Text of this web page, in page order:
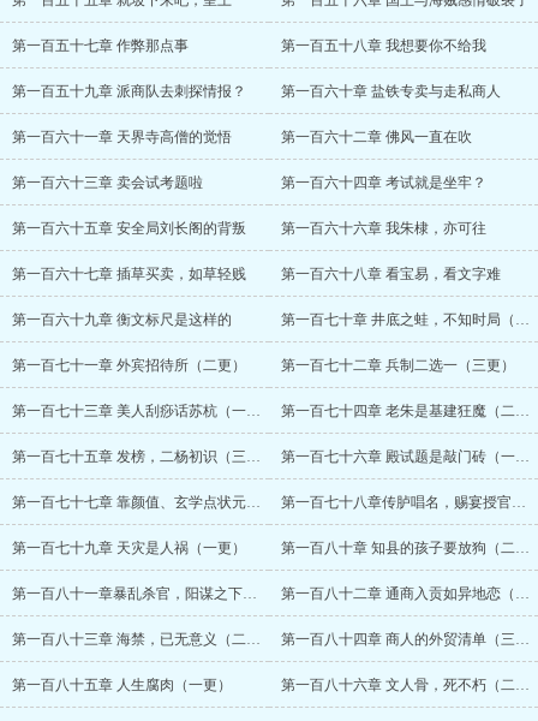
第一百五十七章 作弊那点事 第一百五十八章 我想要你不给我
第一百五十九章 派商队去刺探情报？ 第一百六十章 盐铁专卖与走私商人
第一百六十一章 天界寺高僧的觉悟 第一百六十二章 佛风一直在吹
第一百六十三章 卖会试考题啦 第一百六十四章 考试就是坐牢？
第一百六十五章 安全局刘长阁的背叛 第一百六十六章 我朱棣，亦可往
第一百六十七章 插草买卖，如草轻贱 第一百六十八章 看宝易，看文字难
第一百六十九章 衡文标尺是这样的 第一百七十章 井底之蛙，不知时局（一更）
第一百七十一章 外宾招待所（二更） 第一百七十二章 兵制二选一（三更）
第一百七十三章 美人刮痧话苏杭（一更） 第一百七十四章 老朱是基建狂魔（二更）
第一百七十五章 发榜，二杨初识（三更） 第一百七十六章 殿试题是敲门砖（一更）
第一百七十七章 靠颜值、玄学点状元（二更 第一百七十八章传胪唱名，赐宴授官（三更）
第一百七十九章 天灾是人祸（一更） 第一百八十章 知县的孩子要放狗（二更）
第一百八十一章暴乱杀官，阳谋之下（三更） 第一百八十二章 通商入贡如异地恋（一更）
第一百八十三章 海禁，已无意义（二更） 第一百八十四章 商人的外贸清单（三更）
第一百八十五章 人生腐肉（一更） 第一百八十六章 文人骨，死不朽（二更）